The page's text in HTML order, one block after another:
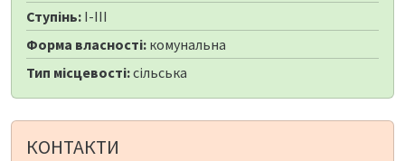
Ступінь: I-III
Форма власності: комунальна
Тип місцевості:сільська
КОНТАКТИ